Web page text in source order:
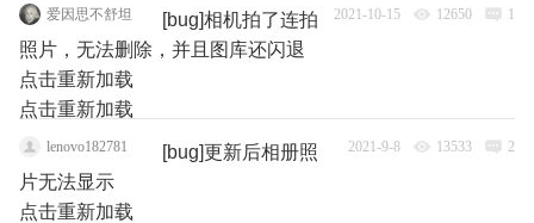
爱因思不舒坦 2021-10-15 12650 1
[bug]相机拍了连拍
照片，无法删除，并且图库还闪退
点击重新加载
点击重新加载
lenovo182781 2021-9-8 13533 2
[bug]更新后相册照
片无法显示
点击重新加载